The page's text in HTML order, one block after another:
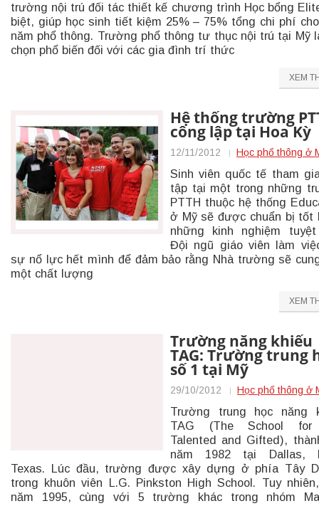
trường nội trú đối tác thiết kế chương trình Học bổng
biệt, giúp học sinh tiết kiệm 25% – 75% tổng chi phí
năm phổ thông. Trường phổ thông tư thục nội trú tại Mỹ
chọn phổ biến đối với các gia đình trí thức
XEM
Hệ thống trường
công lập tại Hoa Kỳ
12/11/2012 Học phổ thông ở
Sinh viên quốc tế tham
tập tại một trong những
PTTH thuộc hệ thống
ở Mỹ sẽ được chuẩn bị tốt
những kinh nghiệm
Đội ngũ giáo viên làm
sự nổ lực hết mình để đảm bảo rằng Nhà trường sẽ
một chất lượng
XEM
Trường năng khiếu
TAG: Trường trung
số 1 tại Mỹ
29/10/2012 Học phổ thông ở
Trường trung học năng
TAG (The School
Talented and Gifted),
năm 1982 tại Dallas,
Texas. Lúc đầu, trường được xây dựng ở phía Tây
trong khuôn viên L.G. Pinkston High School. Tuy
năm 1995, cùng với 5 trường khác trong nhóm